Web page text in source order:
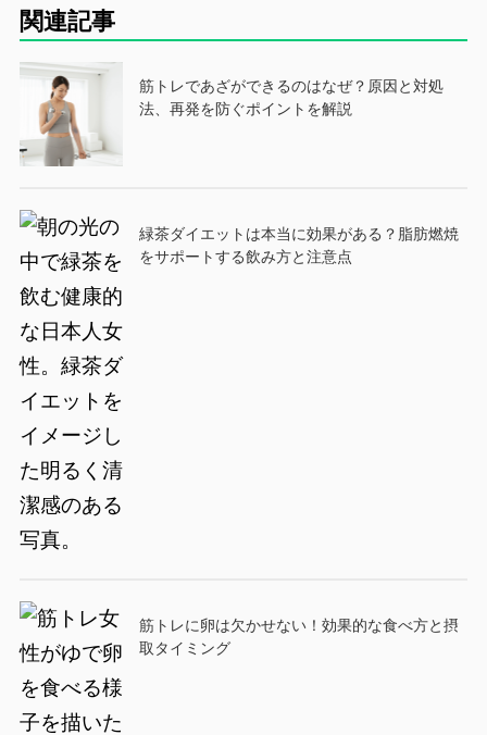
関連記事
筋トレであざができるのはなぜ？原因と対処
法、再発を防ぐポイントを解説
緑茶ダイエットは本当に効果がある？脂肪燃焼
をサポートする飲み方と注意点
筋トレに卵は欠かせない！効果的な食べ方と摂
取タイミング